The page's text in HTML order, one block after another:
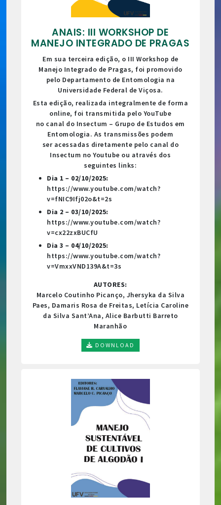
ANAIS: III WORKSHOP DE
MANEJO INTEGRADO DE PRAGAS
Em sua terceira edição, o III Workshop de
Manejo Integrado de Pragas, foi promovido
pelo Departamento de Entomologia na
Universidade Federal de Viçosa.
Esta edição, realizada integralmente de forma
online, foi transmitida pelo YouTube
no canal do Insectum – Grupo de Estudos em
Entomologia. As transmissões podem
ser acessadas diretamente pelo canal do
Insectum no Youtube ou através dos
seguintes links:
Dia 1 – 02/10/2025:
https://www.youtube.com/watch?
v=fNIC9Ifj02o&t=2s
Dia 2 – 03/10/2025:
https://www.youtube.com/watch?
v=cx22zxBUCfU
Dia 3 – 04/10/2025:
https://www.youtube.com/watch?
v=VmxxVND139A&t=3s
AUTORES:
Marcelo Coutinho Picanço, Jhersyka da Silva
Paes, Damaris Rosa de Freitas, Letícia Caroline
da Silva Sant’Ana, Alice Barbutti Barreto
Maranhão
DOWNLOAD